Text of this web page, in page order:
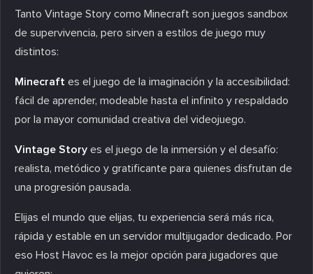
Tanto Vintage Story como Minecraft son juegos sandbox
de supervivencia, pero sirven a estilos de juego muy
distintos:
Minecraft es el juego de la imaginación y la accesibilidad:
fácil de aprender, modeable hasta el infinito y respaldado
por la mayor comunidad creativa del videojuego.
Vintage Story es el juego de la inmersión y el desafío:
realista, metódico y gratificante para quienes disfrutan de
una progresión pausada.
Elijas el mundo que elijas, tu experiencia será más rica,
rápida y estable en un servidor multijugador dedicado. Por
eso Host Havoc es la mejor opción para jugadores que